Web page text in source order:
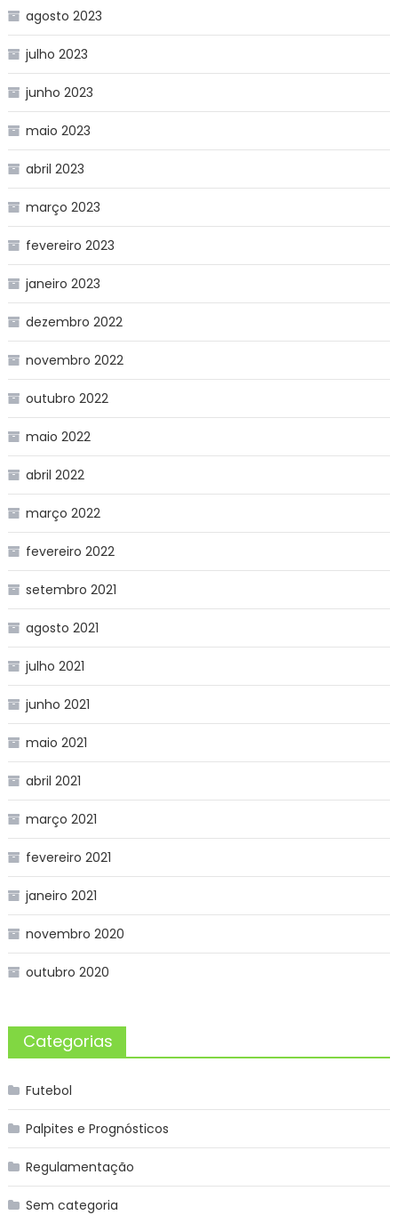
agosto 2023
julho 2023
junho 2023
maio 2023
abril 2023
março 2023
fevereiro 2023
janeiro 2023
dezembro 2022
novembro 2022
outubro 2022
maio 2022
abril 2022
março 2022
fevereiro 2022
setembro 2021
agosto 2021
julho 2021
junho 2021
maio 2021
abril 2021
março 2021
fevereiro 2021
janeiro 2021
novembro 2020
outubro 2020
Categorias
Futebol
Palpites e Prognósticos
Regulamentação
Sem categoria